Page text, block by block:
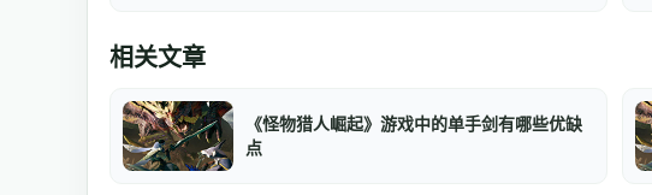
相关文章
《怪物猎人崛起》游戏中的单手剑有哪些优缺
点